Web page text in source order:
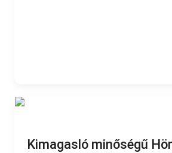
Kimagasló minőségű